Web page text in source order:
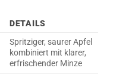
DETAILS
Spritziger, saurer Apfel
kombiniert mit klarer,
erfrischender Minze